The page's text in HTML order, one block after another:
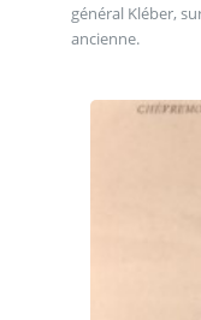
général Kléber,
ancienne.